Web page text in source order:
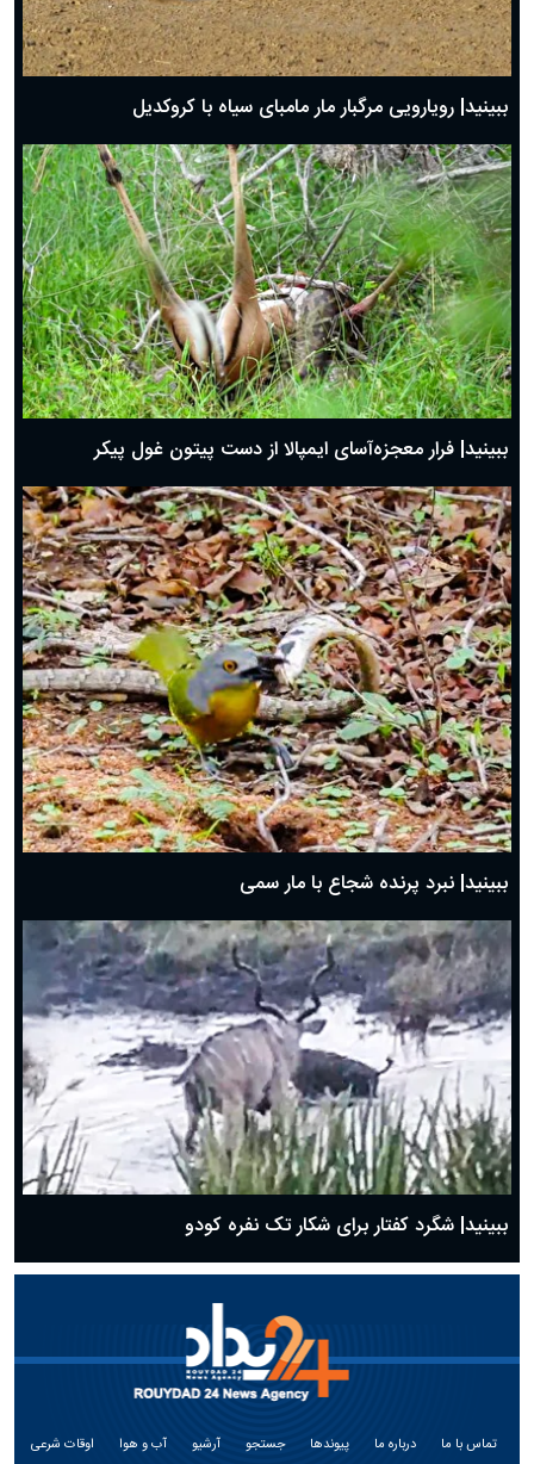
ببینید| رویارویی مرگبار مار مامبای سیاه با کروکدیل
ببینید| فرار معجزه‌آسای ایمپالا از دست پیتون غول پیکر
ببینید| نبرد پرنده شجاع با مار سمی
ببینید| شگرد کفتار برای شکار تک نفره کودو
تماس با ما درباره ما پیوندها جستجو آرشیو آب و هوا اوقات شرعی